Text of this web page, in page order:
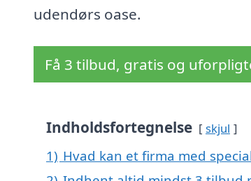
udendørs oase.
Få 3 tilbud, gratis og
Indholdsfortegnelse skjul
1) Hvad kan et firma med